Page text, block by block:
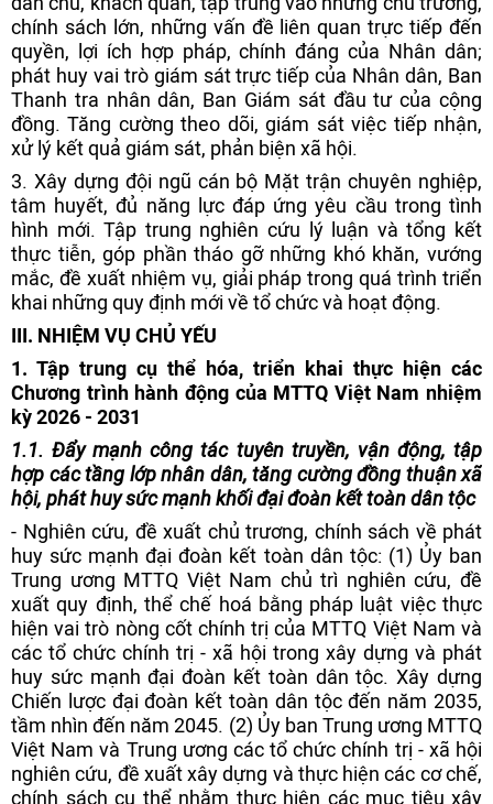
chính sách lớn, những vấn đề liên quan trực tiếp đến
quyền, lợi ích hợp pháp, chính đáng của Nhân dân;
phát huy vai trò giám sát trực tiếp của Nhân dân, Ban
Thanh tra nhân dân, Ban Giám sát đầu tư của cộng
đồng. Tăng cường theo dõi, giám sát việc tiếp nhận,
xử lý kết quả giám sát, phản biện xã hội.
3. Xây dựng đội ngũ cán bộ Mặt trận chuyên nghiệp,
tâm huyết, đủ năng lực đáp ứng yêu cầu trong tình
hình mới. Tập trung nghiên cứu lý luận và tổng kết
thực tiễn, góp phần tháo gỡ những khó khăn, vướng
mắc, đề xuất nhiệm vụ, giải pháp trong quá trình triển
khai những quy định mới về tổ chức và hoạt động.
III. NHIỆM VỤ CHỦ YẾU
1. Tập trung cụ thể hóa, triển khai thực hiện các
Chương trình hành động của MTTQ Việt Nam nhiệm
kỳ 2026 - 2031
1.1. Đẩy mạnh công tác tuyên truyền, vận động, tập
hợp các tầng lớp nhân dân, tăng cường đồng thuận xã
hội, phát huy sức mạnh khối đại đoàn kết toàn dân tộc
- Nghiên cứu, đề xuất chủ trương, chính sách về phát
huy sức mạnh đại đoàn kết toàn dân tộc: (1) Ủy ban
Trung ương MTTQ Việt Nam chủ trì nghiên cứu, đề
xuất quy định, thể chế hoá bằng pháp luật việc thực
hiện vai trò nòng cốt chính trị của MTTQ Việt Nam và
các tổ chức chính trị - xã hội trong xây dựng và phát
huy sức mạnh đại đoàn kết toàn dân tộc. Xây dựng
Chiến lược đại đoàn kết toàn dân tộc đến năm 2035,
tầm nhìn đến năm 2045. (2) Ủy ban Trung ương MTTQ
Việt Nam và Trung ương các tổ chức chính trị - xã hội
nghiên cứu, đề xuất xây dựng và thực hiện các cơ chế,
chính sách cụ thể nhằm thực hiện các mục tiêu xây